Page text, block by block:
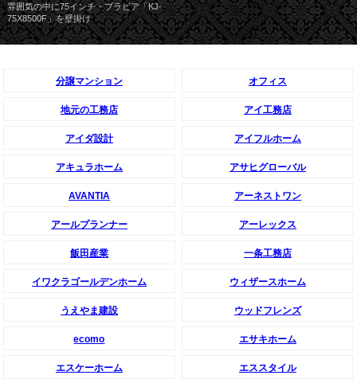
雰囲気の中に75インチ・ブラビア「KJ-
75X8500F」を壁掛け
分譲マンション オフィス
地元の工務店 アイ工務店
アイダ設計 アイフルホーム
アキュラホーム アサヒグローバル
AVANTIA アーネストワン
アールプランナー アーレックス
飯田産業 一条工務店
イワクラゴールデンホーム ウィザースホーム
うえやま建設 ウッドフレンズ
ecomo エサキホーム
エスケーホーム エススタイル